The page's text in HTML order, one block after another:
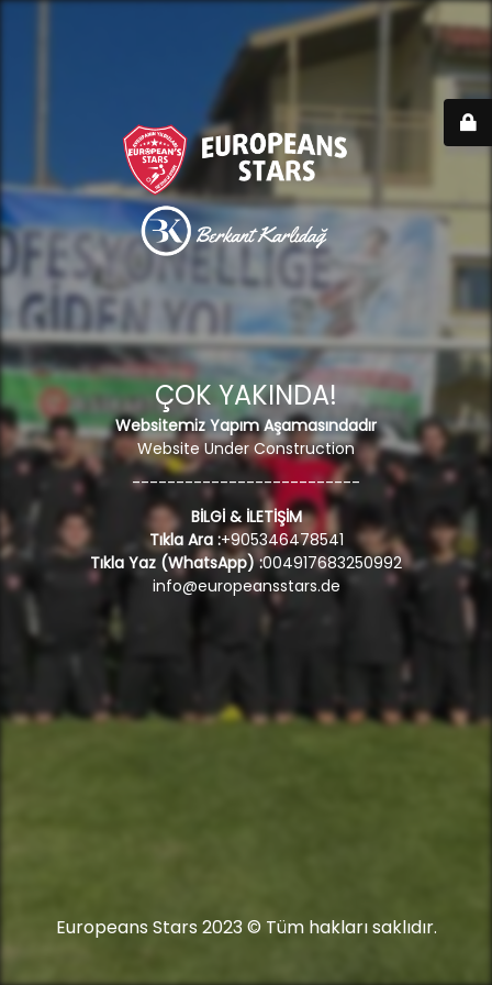
ÇOK YAKINDA!
Websitemiz Yapım Aşamasındadır
Website Under Construction
--------------------------
BİLGİ & İLETİŞİM
Tıkla Ara :+905346478541
Tıkla Yaz (WhatsApp) :004917683250992
info@europeansstars.de
Europeans Stars 2023 © Tüm hakları saklıdır.